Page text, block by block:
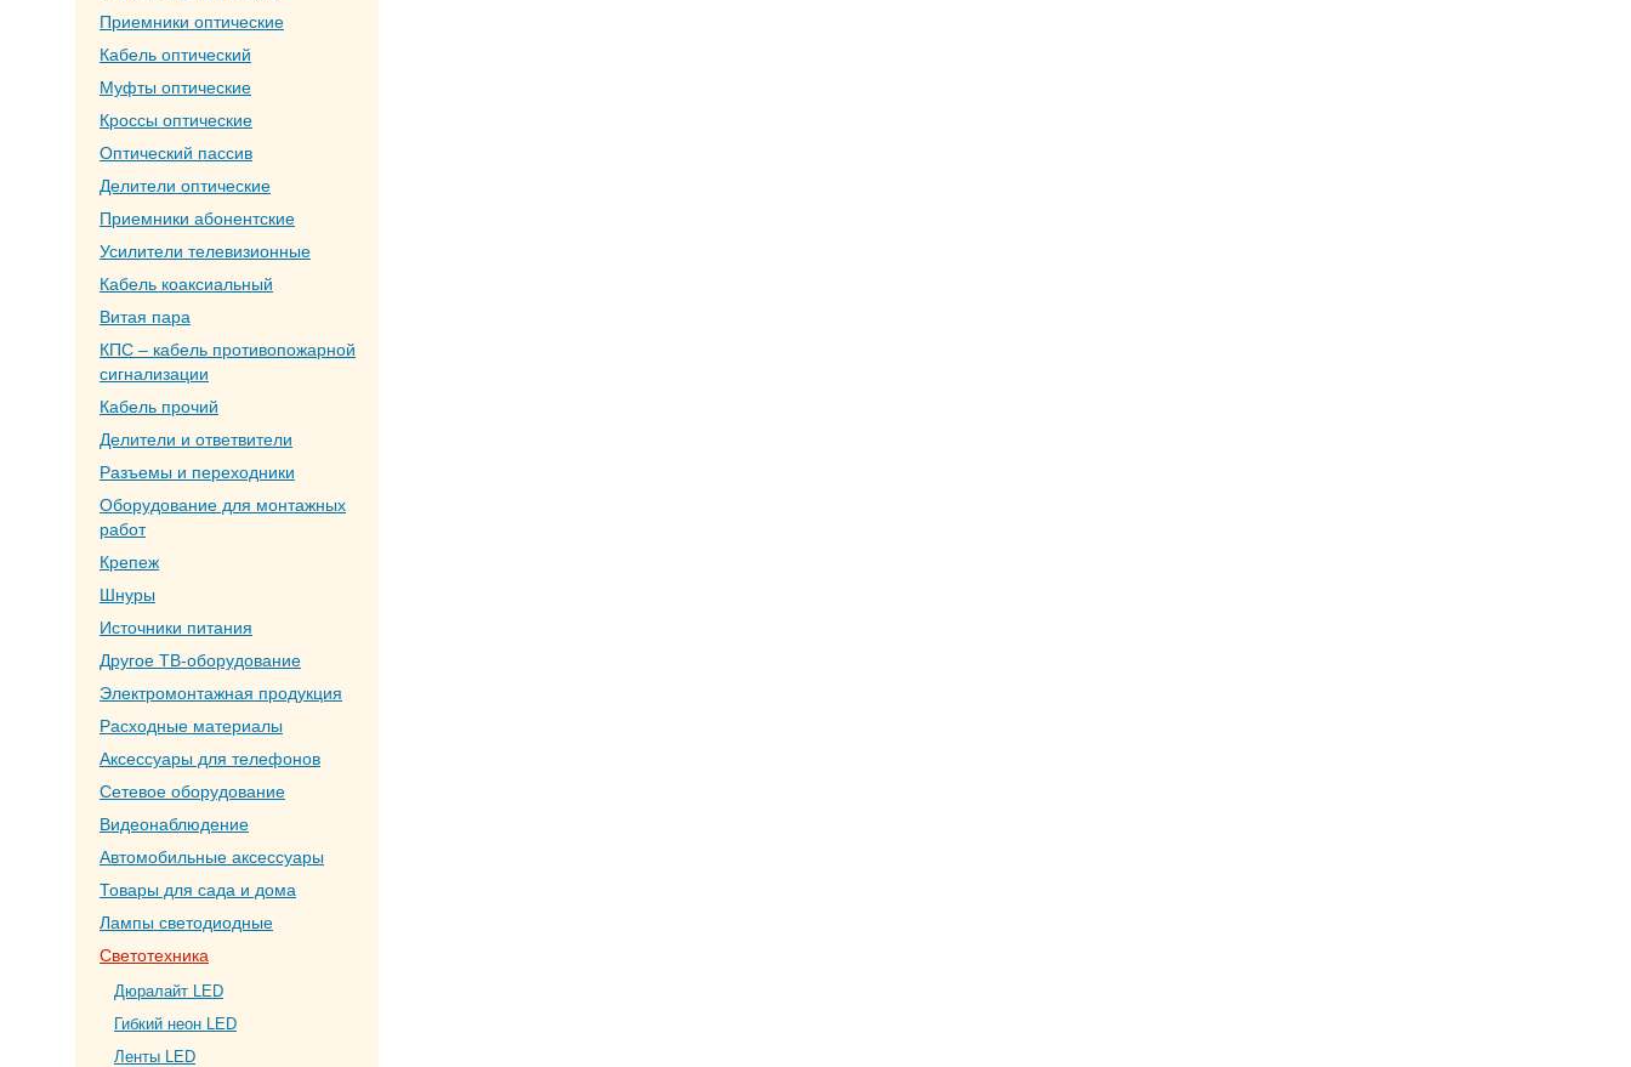
Приемники оптические
Кабель оптический
Муфты оптические
Кроссы оптические
Оптический пассив
Делители оптические
Приемники абонентские
Усилители телевизионные
Кабель коаксиальный
Витая пара
КПС – кабель противопожарной
сигнализации
Кабель прочий
Делители и ответвители
Разъемы и переходники
Оборудование для монтажных
работ
Крепеж
Шнуры
Источники питания
Другое ТВ-оборудование
Электромонтажная продукция
Расходные материалы
Аксессуары для телефонов
Сетевое оборудование
Видеонаблюдение
Автомобильные аксессуары
Товары для сада и дома
Лампы светодиодные
Светотехника
Дюралайт LED
Гибкий неон LED
Ленты LED